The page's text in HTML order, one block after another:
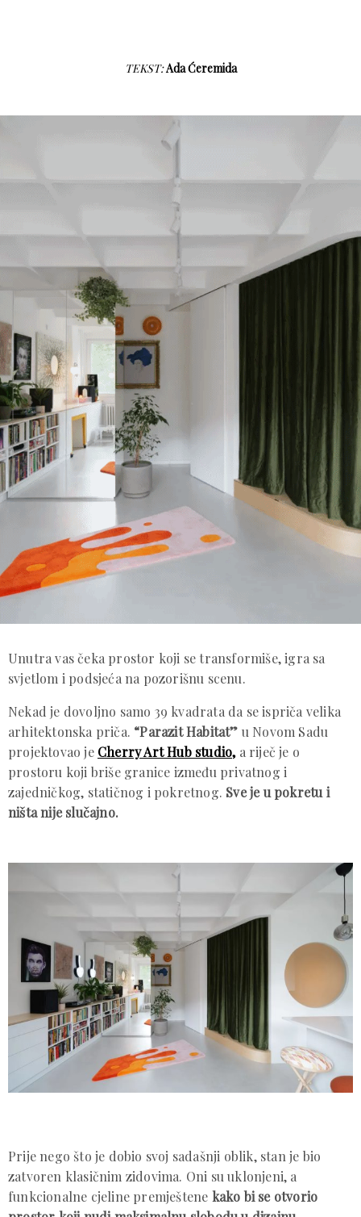
TEKST:Ada Ćeremida
Unutra vas čeka prostor koji se transformiše, igra sa
svjetlom i podsjeća na pozorišnu scenu.
Nekad je dovoljno samo 39 kvadrata da se ispriča velika
arhitektonska priča. “Parazit Habitat” u Novom Sadu
projektovao je Cherry Art Hub studio, a riječ je o
prostoru koji briše granice između privatnog i
zajedničkog, statičnog i pokretnog. Sve je u pokretu i
ništa nije slučajno.
Prije nego što je dobio svoj sadašnji oblik, stan je bio
zatvoren klasičnim zidovima. Oni su uklonjeni, a
funkcionalne cjeline premještene kako bi se otvorio